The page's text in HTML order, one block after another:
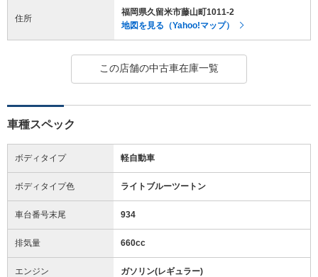
住所
福岡県久留米市藤山町1011-2
地図を見る（Yahoo!マップ）
この店舗の中古車在庫一覧
車種スペック
ボディタイプ 軽自動車
ボディタイプ色 ライトブルーツートン
車台番号末尾 934
排気量 660cc
エンジン ガソリン(レギュラー)